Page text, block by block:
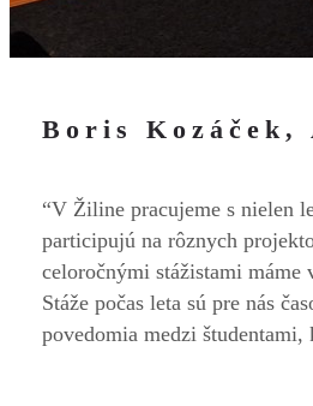
Boris
“V Žiline pracujeme s nielen
participujú na rôznych
celoročnými stážistami máme
Stáže počas leta sú pre nás
povedomia medzi